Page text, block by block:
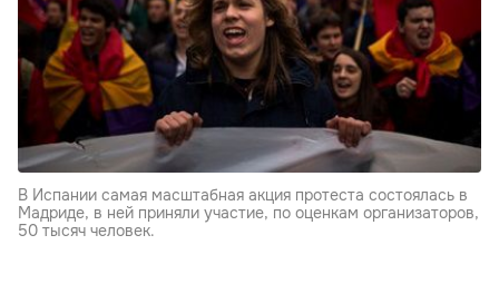
В Испании самая масштабная акция протеста состоялась в
Мадриде, в ней приняли участие, по оценкам организаторов,
50 тысяч человек.